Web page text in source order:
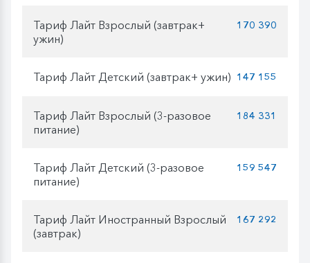
Тариф Лайт Взрослый (завтрак+
ужин)
170 390
Тариф Лайт Детский (завтрак+ ужин) 147 155
Тариф Лайт Взрослый (3-разовое
питание)
184 331
Тариф Лайт Детский (3-разовое
питание)
159 547
Тариф Лайт Иностранный Взрослый
(завтрак)
167 292